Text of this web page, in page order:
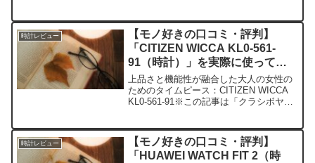
紹介したいのが「GARMIN fen...
時計レビュー
【モノ好きの口コミ・評判】
「CITIZEN WICCA KL0-561-
91（時計）」を実際に使ってみ
た正直感想
上品さと機能性が融合した大人の女性の
ためのタイムピース：CITIZEN WICCA
KL0-561-91※この記事は「クラシボヤー
ービスへの口コミ今日、編集部が紹介し
た...
時計レビュー
【モノ好きの口コミ・評判】
「HUAWEI WATCH FIT 2（時